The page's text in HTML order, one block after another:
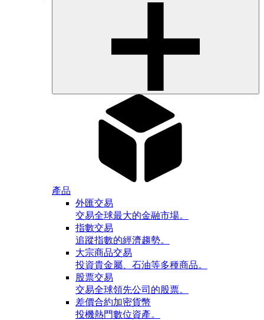
產品
外匯交易
交易全球最大的金融市場。
指數交易
追蹤指數的經濟趨勢。
大宗商品交易
投資貴金屬、石油等多種商品。
股票交易
交易全球領先公司的股票。
差價合約加密貨幣
投機熱門數位資產。